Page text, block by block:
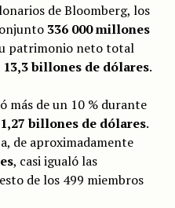
de Bloomberg, los
336 000 millones
patrimonio neto total
13,3 billones de dólares.
más de un 10 % durante
1,27 billones de dólares.
de aproximadamente
, casi igualó las
de los 499 miembros